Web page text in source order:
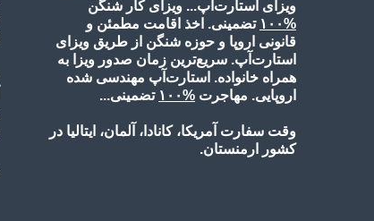
ویزای استارت‌آپ... ویزای کار شنگن
%۱۰۰
تضمینی. اخذ اقامت مطمئن و
قانونی اروپا و حوزه شنگن از طریق ویزای
استارت‌آپ. سریع‌ترین زمان صدور ویزا به
همراه خانواده. استارت‌آپ مهندسی شده
اروپایی. مهاجرت %۱۰۰ تضمینی...
وقت سفارت آمریکا، کانادا، آلمان، ایتالیا در
کشور ارمنستان.